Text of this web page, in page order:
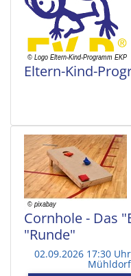
Eltern-Kind-
Cornhole - Das
"Runde"
02.09.2026 17:30 Uhr
Mühldorf